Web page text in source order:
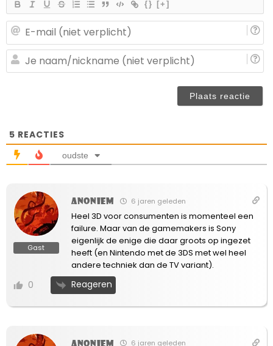
{} [+]
5 REACTIES
oudste
Gast
Anoniem 6 jaren geleden
Heel 3D voor consumenten is momenteel een
failure. Maar van de gamemakers is Sony
eigenlijk de enige die daar groots op ingezet
heeft (en Nintendo met de 3DS met wel heel
andere techniek dan de TV variant).
0 Reageren
Anoniem 6 jaren geleden